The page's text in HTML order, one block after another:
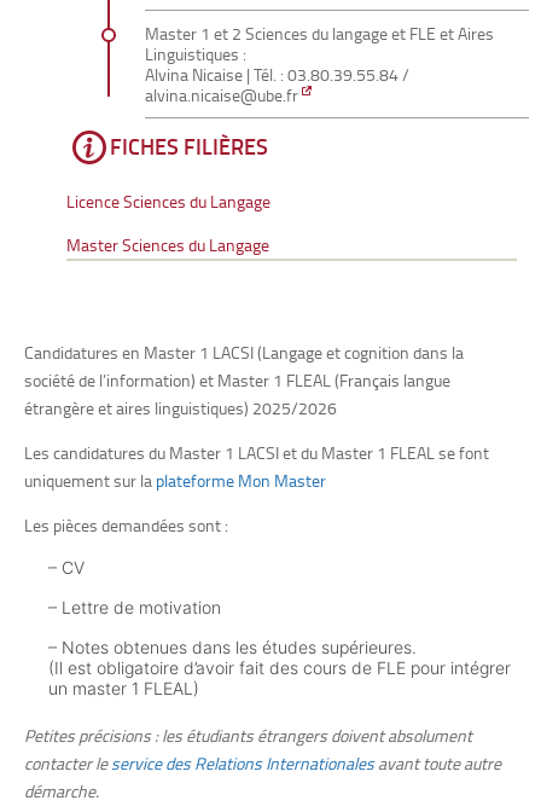
Master 1 et 2 Sciences du langage et FLE et Aires
Linguistiques :
Alvina Nicaise | Tél. : 03.80.39.55.84 /
alvina.nicaise@ube.fr
FICHES FILIÈRES
Licence Sciences du Langage
Master Sciences du Langage
Candidatures en Master 1 LACSI (Langage et cognition dans la
société de l’information) et Master 1 FLEAL (Français langue
étrangère et aires linguistiques) 2025/2026
Les candidatures du Master 1 LACSI et du Master 1 FLEAL se font
uniquement sur la plateforme Mon Master
Les pièces demandées sont :
– CV
– Lettre de motivation
– Notes obtenues dans les études supérieures.
(Il est obligatoire d’avoir fait des cours de FLE pour intégrer
un master 1 FLEAL)
Petites précisions : les étudiants étrangers doivent absolument
contacter leservice des Relations Internationalesavant toute autre
démarche.